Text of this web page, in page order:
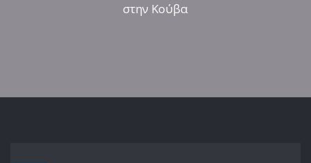
στην Κούβα